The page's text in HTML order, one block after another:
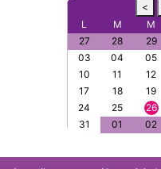
<
L
M M
27
28 29
03
04 05
10
11 12
17
18 19
24
25 26
31
01 02